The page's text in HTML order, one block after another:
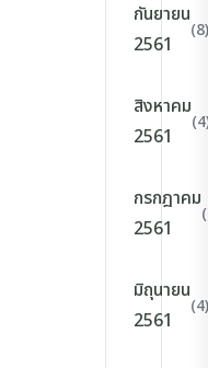
กันยายน
2561
(8)
สิงหาคม
2561
กรกฎาคม
2561
มิถุนายน
2561
(4)